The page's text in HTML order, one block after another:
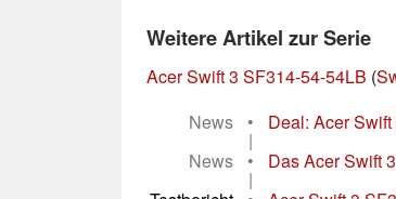
Weitere Artikel zur Serie
Acer Swift 3 SF314-54-54LB (
News
• Deal: Acer
|
News
• Das Acer Swift
|